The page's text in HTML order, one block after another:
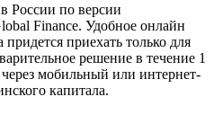
России по версии
Finance. Удобное онлайн
приехать только для
решение в течение 1
мобильный или интернет-
капитала.